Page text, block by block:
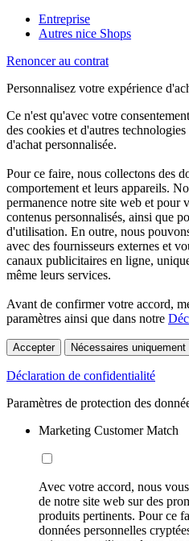
Entreprise
Autres nice Shops
Renoncer au contrat
Personnalisez votre expérience
Ce n'est qu'avec votre
des cookies et d'autres
d'achat personnalisée.
Pour ce faire, nous collectons des
comportement et leurs appareils.
permanence notre site web et pour
contenus personnalisés, ainsi que
d'utilisation. En outre, nous
avec des fournisseurs externes et
canaux publicitaires en ligne,
même leurs services.
Avant de confirmer votre accord,
paramètres ainsi que dans notre
Accepter Nécessaires uniquement
Déclaration de confidentialité
Paramètres de protection des
Marketing Customer Match
Avec votre accord, nous
de notre site web sur des
produits pertinents. Pour ce
données personnelles